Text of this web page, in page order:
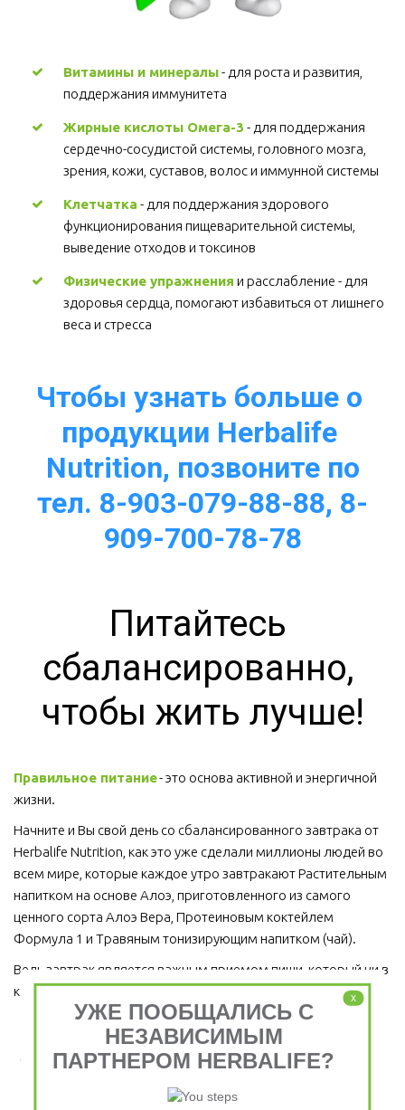
Витамины и минералы - для роста и развития,
поддержания иммунитета
Жирные кислоты Омега-3 - для поддержания
сердечно-сосудистой системы, головного мозга,
зрения, кожи, суставов, волос и иммунной системы
Клетчатка - для поддержания здорового
функционирования пищеварительной системы,
выведение отходов и токсинов
Физические упражнения и расслабление - для
здоровья сердца, помогают избавиться от лишнего
веса и стресса
Чтобы узнать больше о
продукции Herbalife
Nutrition, позвоните по
тел. 8-903-079-88-88, 8-
909-700-78-78
Питайтесь
сбалансированно,
чтобы жить лучше!
Правильное питание - это основа активной и энергичной
жизни.
Начните и Вы свой день со сбалансированного завтрака от
Herbalife Nutrition, как это уже сделали миллионы людей во
всем мире, которые каждое утро завтракают Растительным
напитком на основе Алоэ, приготовленного из самого
ценного сорта Алоэ Вера, Протеиновым коктейлем
Формула 1 и Травяным тонизирующим напитком (чай).
Ведь завтрак является важным приемом пищи, который ни в
коем случае пропускать нельзя!
Завтрак съешь сам, обед раздели с другом, ужин
отдай врагу
x
УЖЕ ПООБЩАЛИСЬ С
НЕЗАВИСИМЫМ
ПАРТНЕРОМ HERBALIFE?